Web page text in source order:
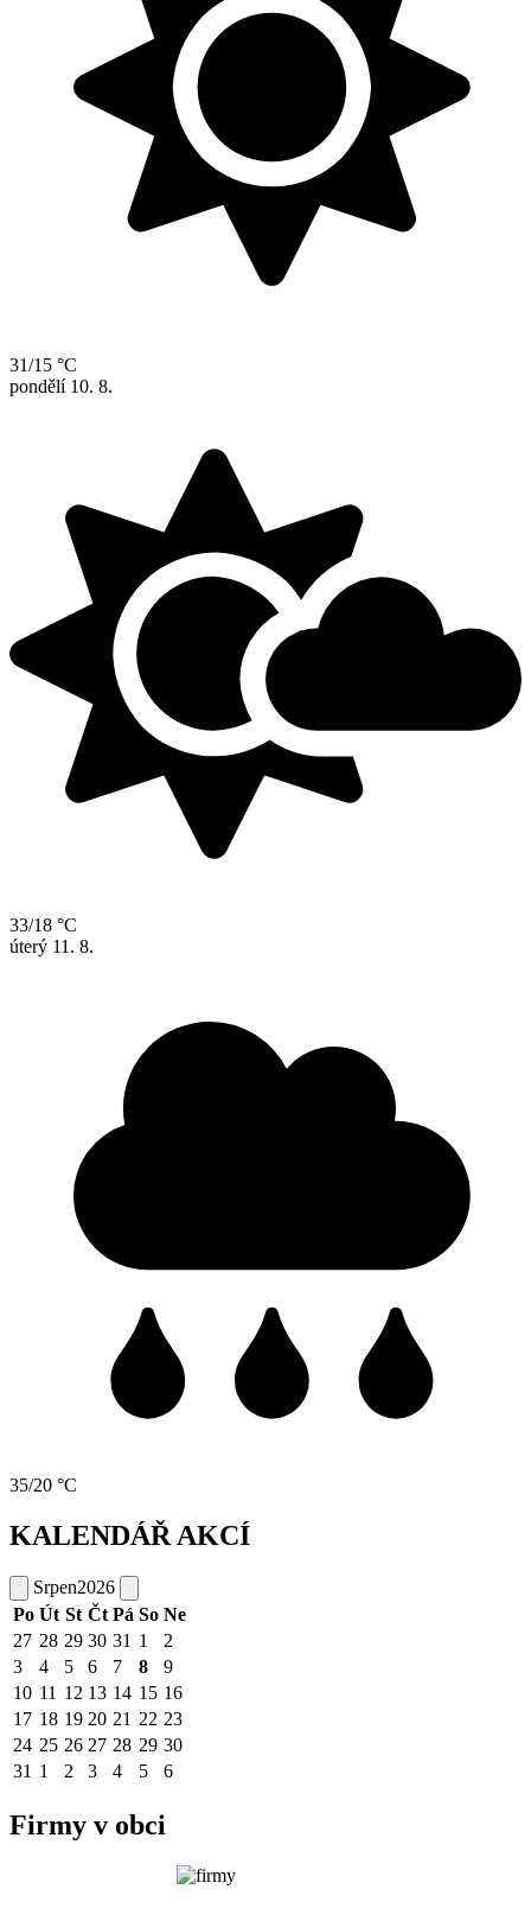
31/15 °C
pondělí 10. 8.
33/18 °C
úterý 11. 8.
35/20 °C
KALENDÁŘ AKCÍ
Srpen2026
Po Út St Čt Pá So Ne
27 28 29 30 31 1
2
3
4 5 6 7 8
9
10 11 12 13 14 15 16
17 18 19 20 21 22 23
24 25 26 27 28 29 30
31 1 2 3 4 5 6
Firmy v obci